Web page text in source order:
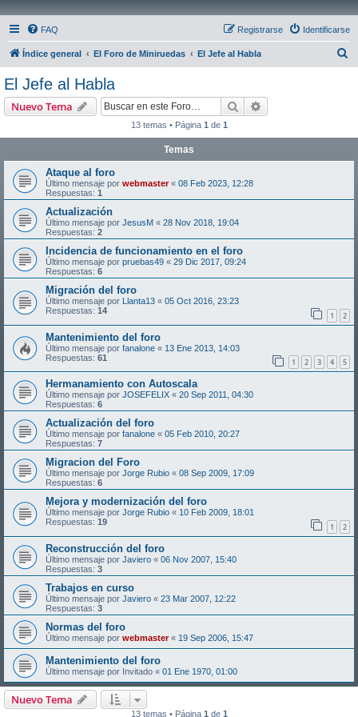
FAQ Identificarse
Registrarse
Índice general El Foro de Miniruedas El Jefe al Habla
El Jefe al Habla
Nuevo Tema Buscar
13 temas • Página 1 de 1
Temas
Ataque al foro
Último mensaje por webmaster« 08 Feb 2023, 12:28
Respuestas: 1
Actualización
Último mensaje por JesusM « 28 Nov 2018, 19:04
Respuestas: 2
Incidencia de funcionamiento en el foro
Último mensaje por pruebas49 « 29 Dic 2017, 09:24
Respuestas: 6
Migración del foro
Último mensaje por Llanta13 « 05 Oct 2016, 23:23
Respuestas: 14 1 2
Mantenimiento del foro
Último mensaje por fanalone « 13 Ene 2013, 14:03
Respuestas: 61 1 2 3 4 5
Hermanamiento con Autoscala
Último mensaje por JOSEFELIX « 20 Sep 2011, 04:30
Respuestas: 6
Actualización del foro
Último mensaje por fanalone « 05 Feb 2010, 20:27
Respuestas: 7
Migracion del Foro
Último mensaje por Jorge Rubio « 08 Sep 2009, 17:09
Respuestas: 6
Mejora y modernización del foro
Último mensaje por Jorge Rubio « 10 Feb 2009, 18:01
Respuestas: 19 1 2
Reconstrucción del foro
Último mensaje por Javiero « 06 Nov 2007, 15:40
Respuestas: 3
Trabajos en curso
Último mensaje por Javiero « 23 Mar 2007, 12:22
Respuestas: 3
Normas del foro
Último mensaje por webmaster« 19 Sep 2006, 15:47
Mantenimiento del foro
Último mensaje por Invitado « 01 Ene 1970, 01:00
Nuevo Tema
13 temas • Página 1 de 1